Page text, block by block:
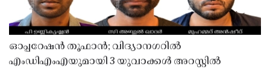
ഓപ്പറേഷൻ തൂഫാൻ; വിദ്യാനഗറിൽ
എംഡിഎംഎയുമായി 3 യുവാക്കൾ അറസ്റ്റിൽ